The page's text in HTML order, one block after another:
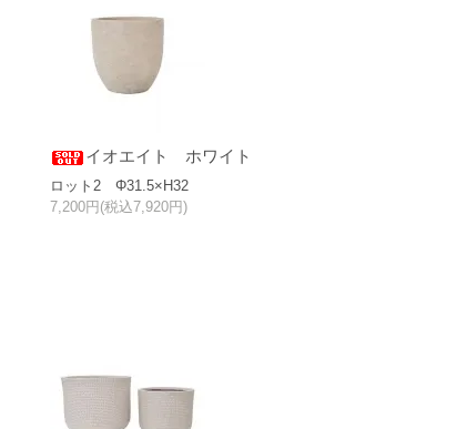
イオエイト ホワイト
ロット2 Φ31.5×H32
7,200円(税込7,920円)